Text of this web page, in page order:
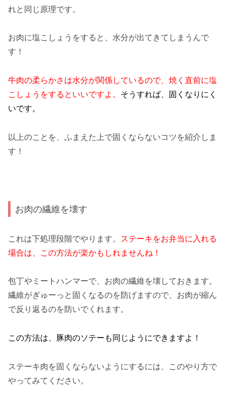
れと同じ原理です。
お肉に塩こしょうをすると、水分が出てきてしまうんで
す！
牛肉の柔らかさは水分が関係しているので、焼く直前に塩
こしょうをするといいですよ。 そうすれば、固くなりにく
いです。
以上のことを、ふまえた上で固くならないコツを紹介しま
す！
お肉の繊維を壊す
これは下処理段階でやります。
ステーキをお弁当に入れる
場合は、この方法が楽かもしれませんね！
包丁やミートハンマーで、お肉の繊維を壊しておきます。
繊維がぎゅーっと固くなるのを防げますので、お肉が縮ん
で反り返るのを防いでくれます。
この方法は、豚肉のソテーも同じようにできますよ！
ステーキ肉を固くならないようにするには、このやり方で
やってみてください。